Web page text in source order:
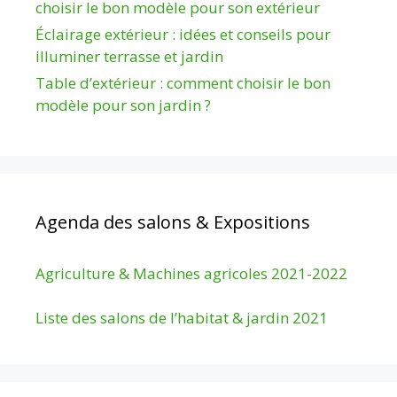
choisir le bon modèle pour son extérieur
Éclairage extérieur : idées et conseils pour
illuminer terrasse et jardin
Table d’extérieur : comment choisir le bon
modèle pour son jardin ?
Agenda des salons & Expositions
Agriculture & Machines agricoles 2021-2022
Liste des salons de l’habitat & jardin 2021